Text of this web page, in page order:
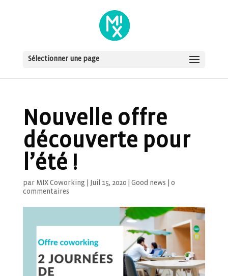
Sélectionner une page
Nouvelle offre
découverte pour
l’été !
par MIX Coworking Juil 15, 2020| Good news
0
commentaires